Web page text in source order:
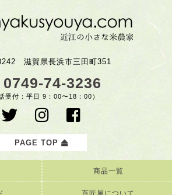
滋賀県長浜市三田町351
0749-74-3236
受付：平日 9：00〜18：00）
PAGE TOP
商品一覧
百匠屋について